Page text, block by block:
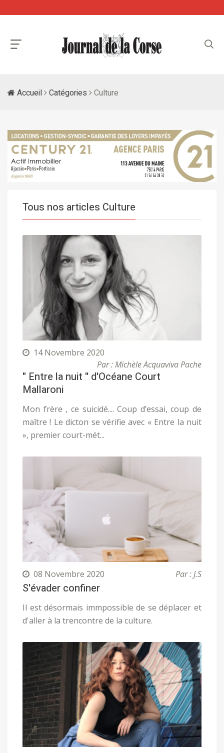
Accueil Catégories Culture
Tous nos articles Culture
14 Novembre 2020
Par : Michèle Acquaviva Pache
" Entre la nuit " d'Océane Court
Mallaroni
Mon frère , ce suicidé.... Coup d’essai, coup de
maître ! Le dicton se vérifie avec « Entre la nuit
», premier court-mét...
08 Novembre 2020 Par : J.S
S'évader confiner
Il est désormais immpossible de se déplacer et
d'aller à la trencontre de la culture.